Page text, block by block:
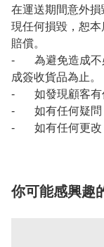
在運送期間意外
現任何損毀，恕
賠償。
- 為避免造成不
成簽收貨品為止。
- 如發現顧客有
- 如有任何疑問
- 如有任何更改
你可能感興趣